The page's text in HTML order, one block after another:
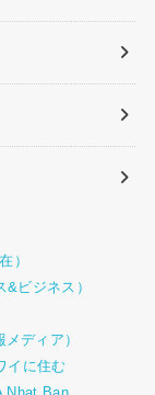
）
ビジネス）
ディア）
イに住む